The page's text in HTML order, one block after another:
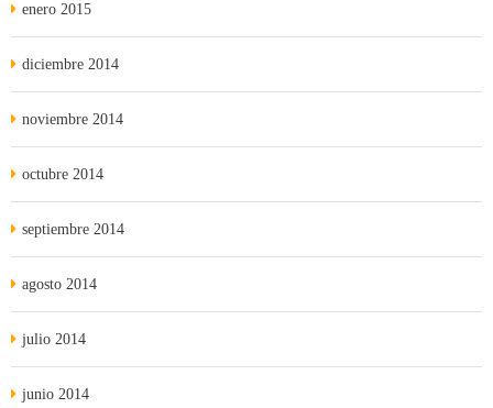
enero 2015
diciembre 2014
noviembre 2014
octubre 2014
septiembre 2014
agosto 2014
julio 2014
junio 2014